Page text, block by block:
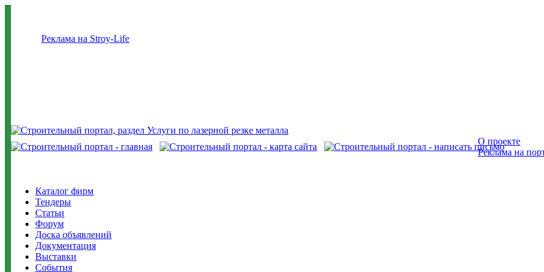
Реклама на Stroy-Life
О проекте
Реклама на
Каталог фирм
Тендеры
Статьи
Форум
Доска объявлений
Документация
Выставки
События